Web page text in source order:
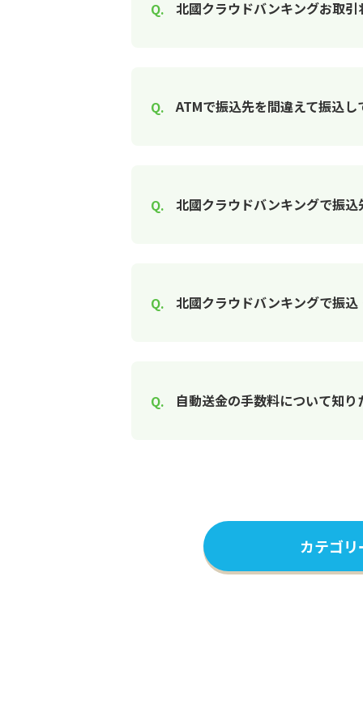
北國クラウドバンキングお取
ATMで振込先を間違えて振込
北國クラウドバンキングで振
北國クラウドバンキングで振
自動送金の手数料について知り
カテゴ